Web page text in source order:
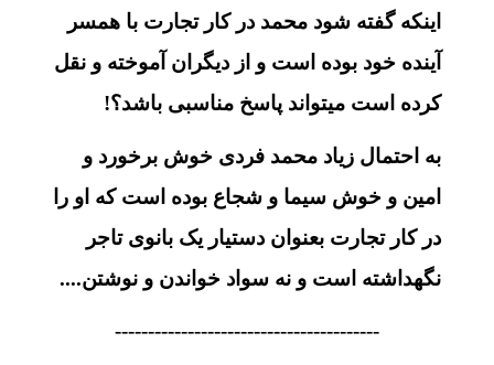
اینکه گفته شود محمد در کار تجارت با همسر
آینده خود بوده است و از دیگران آموخته و نقل
کرده است میتواند پاسخ مناسبی باشد؟!
به احتمال زیاد محمد فردی خوش برخورد و
امین و خوش سیما و شجاع بوده است که او را
در کار تجارت بعنوان دستیار یک بانوی تاجر
نگهداشته است و نه سواد خواندن و نوشتن....
----------------------------------------